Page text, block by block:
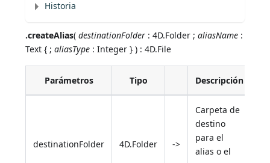
Historia
.createAlias(destinationFolder : 4D.Folder ;aliasName :
Text { ;aliasType : Integer } ) : 4D.File
Parámetros Tipo Descripción
destinationFolder 4D.Folder ->
Carpeta de
destino
para el
alias o el